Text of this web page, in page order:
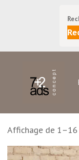
Affichage de